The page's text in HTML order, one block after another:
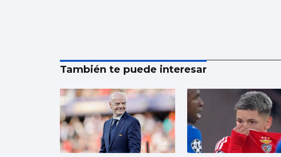
También te puede interesar